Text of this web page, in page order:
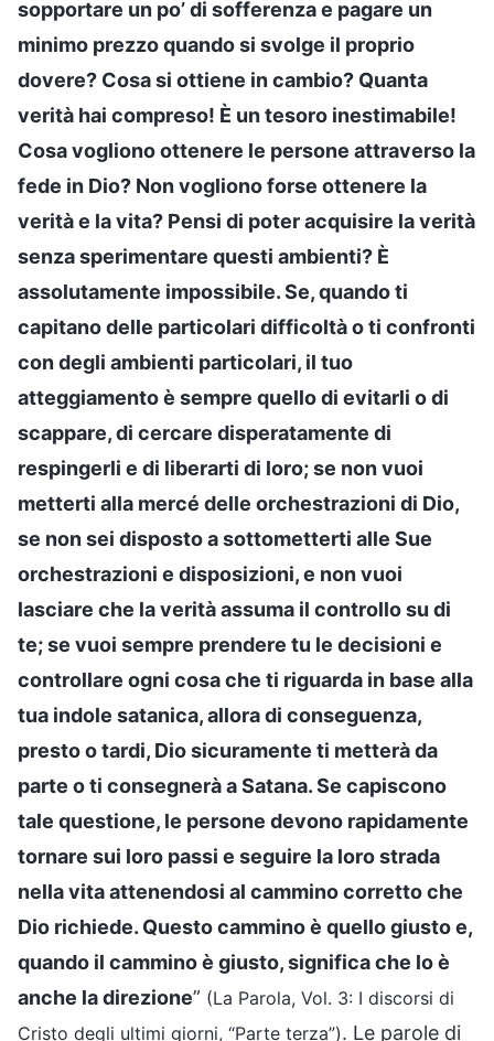
sopportare un po’ di sofferenza e pagare un
minimo prezzo quando si svolge il proprio
dovere? Cosa si ottiene in cambio? Quanta
verità hai compreso! È un tesoro inestimabile!
Cosa vogliono ottenere le persone attraverso la
fede in Dio? Non vogliono forse ottenere la
verità e la vita? Pensi di poter acquisire la verità
senza sperimentare questi ambienti? È
assolutamente impossibile. Se, quando ti
capitano delle particolari difficoltà o ti confronti
con degli ambienti particolari, il tuo
atteggiamento è sempre quello di evitarli o di
scappare, di cercare disperatamente di
respingerli e di liberarti di loro; se non vuoi
metterti alla mercé delle orchestrazioni di Dio,
se non sei disposto a sottometterti alle Sue
orchestrazioni e disposizioni, e non vuoi
lasciare che la verità assuma il controllo su di
te; se vuoi sempre prendere tu le decisioni e
controllare ogni cosa che ti riguarda in base alla
tua indole satanica, allora di conseguenza,
presto o tardi, Dio sicuramente ti metterà da
parte o ti consegnerà a Satana. Se capiscono
tale questione, le persone devono rapidamente
tornare sui loro passi e seguire la loro strada
nella vita attenendosi al cammino corretto che
Dio richiede. Questo cammino è quello giusto e,
quando il cammino è giusto, significa che lo è
anche la direzione” (La Parola, Vol. 3: I discorsi di
Cristo degli ultimi giorni, “Parte terza”). Le parole di